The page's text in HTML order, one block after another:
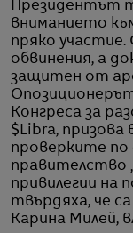
Президентът
вниманието
пряко участие.
обвинения, а
защитен от
Конгреса за
$Libra,
проверките по
правителство
привилегии на
твърдяха, че
Карина Милей,